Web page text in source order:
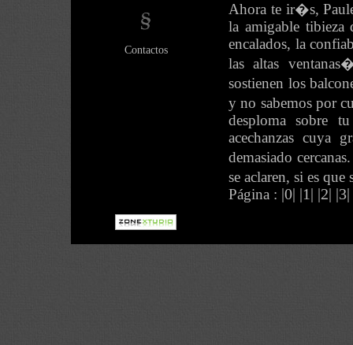
Contactos
Ahora te ir�s,
la amigable tibieza
encalados, la
las altas
sostienen los
y no sabemos por
desploma sobre
acechanzas cuya
demasiado
se aclaren, si es
Página : |0| |1| |2| |3|